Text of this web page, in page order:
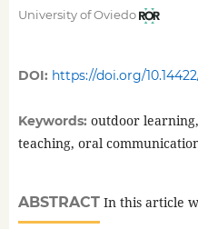
University of Oviedo
DOI: https://doi.org/
Keywords: outdoor
teaching, oral
ABSTRACTIn this article